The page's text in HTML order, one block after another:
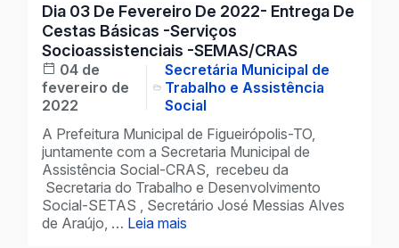
Dia 03 De Fevereiro De 2022- Entrega De
Cestas Básicas -Serviços
Socioassistenciais -SEMAS/CRAS
04 de
fevereiro de
2022
Secretária Municipal de
Trabalho e Assistência
Social
A Prefeitura Municipal de Figueirópolis-TO,
juntamente com a Secretaria Municipal de
Assistência Social-CRAS, recebeu da
Secretaria do Trabalho e Desenvolvimento
Social-SETAS , Secretário José Messias Alves
de Araújo, … Leia mais